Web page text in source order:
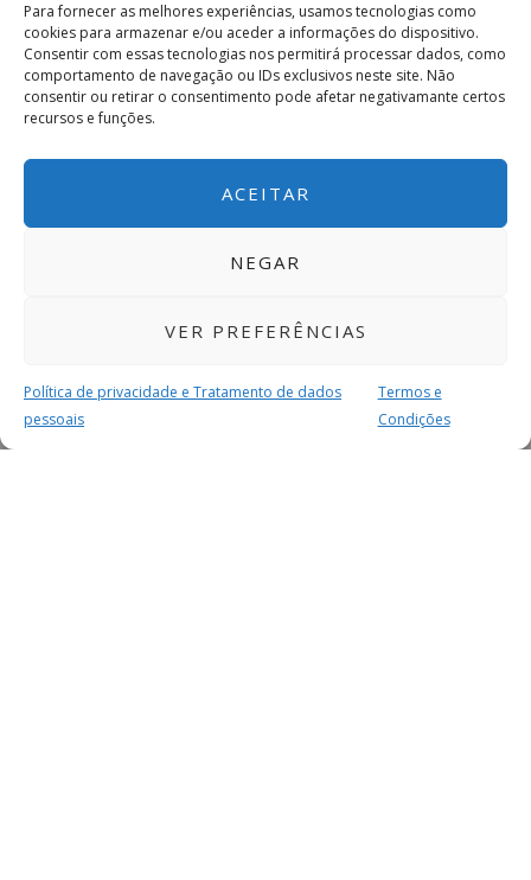
Para fornecer as melhores experiências, usamos tecnologias como
cookies para armazenar e/ou aceder a informações do dispositivo.
Consentir com essas tecnologias nos permitirá processar dados, como
comportamento de navegação ou IDs exclusivos neste site. Não
consentir ou retirar o consentimento pode afetar negativamante certos
recursos e funções.
ACEITAR
NEGAR
VER PREFERÊNCIAS
Política de privacidade e Tratamento de dados
pessoais
Termos e
Condições